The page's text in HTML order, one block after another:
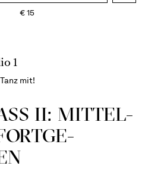
€15
1
Tanz mit!
II: MITTEL­